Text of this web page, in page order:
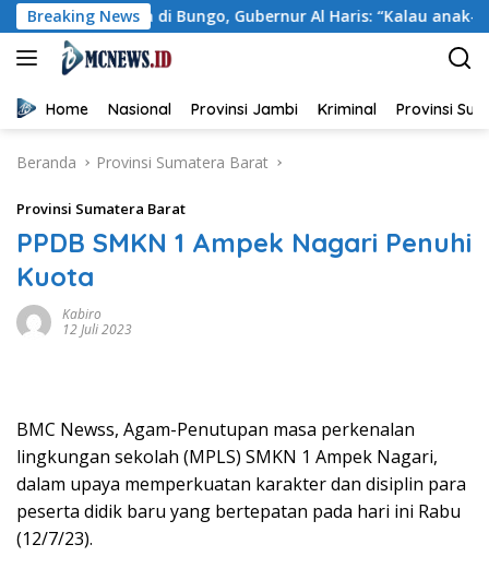
Langsung
ke
konten
Breaking News
di Bungo, Gubernur Al Haris: “Kalau anak-anakku bisa
Home Nasional Provinsi Jambi Kriminal Provinsi
Beranda Provinsi Sumatera Barat
Provinsi Sumatera Barat
PPDB SMKN 1 Ampek Nagari Penuhi
Kuota
Kabiro
12 Juli 2023
BMC Newss, Agam-Penutupan masa perkenalan
lingkungan sekolah (MPLS) SMKN 1 Ampek Nagari,
dalam upaya memperkuatan karakter dan disiplin para
peserta didik baru yang bertepatan pada hari ini Rabu
(12/7/23).